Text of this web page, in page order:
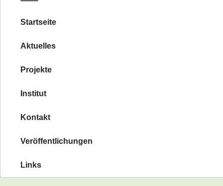
Zum
springen
Startseite
Aktuelles
Projekte
Institut
Kontakt
Veröffentlichungen
Links